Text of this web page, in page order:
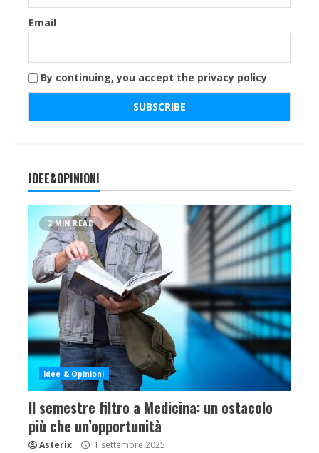
Email
By continuing, you accept the privacy policy
IDEE&OPINIONI
2 MIN READ
Idee & Opinioni
Il semestre filtro a Medicina: un ostacolo
più che un’opportunità
Asterix 1 settembre 2025